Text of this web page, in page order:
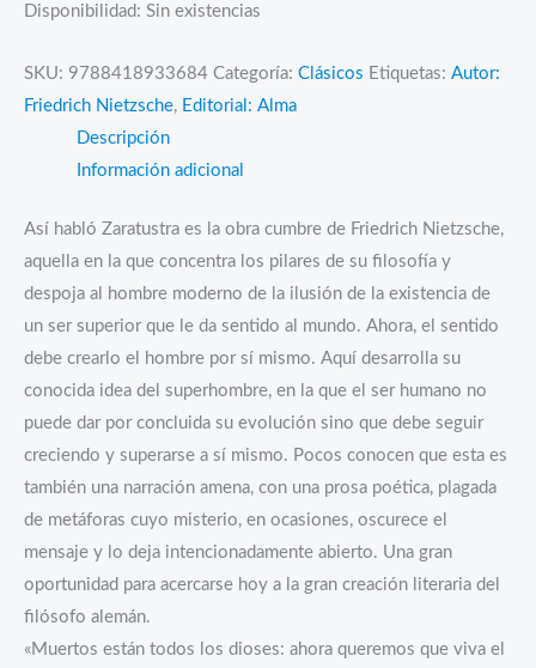
Disponibilidad: Sin existencias
SKU: 9788418933684 Categoría: Clásicos Etiquetas: Autor:
Friedrich Nietzsche, Editorial: Alma
Descripción
Información adicional
Así habló Zaratustra es la obra cumbre de Friedrich Nietzsche,
aquella en la que concentra los pilares de su filosofía y
despoja al hombre moderno de la ilusión de la existencia de
un ser superior que le da sentido al mundo. Ahora, el sentido
debe crearlo el hombre por sí mismo. Aquí desarrolla su
conocida idea del superhombre, en la que el ser humano no
puede dar por concluida su evolución sino que debe seguir
creciendo y superarse a sí mismo. Pocos conocen que esta es
también una narración amena, con una prosa poética, plagada
de metáforas cuyo misterio, en ocasiones, oscurece el
mensaje y lo deja intencionadamente abierto. Una gran
oportunidad para acercarse hoy a la gran creación literaria del
filósofo alemán.
«Muertos están todos los dioses: ahora queremos que viva el